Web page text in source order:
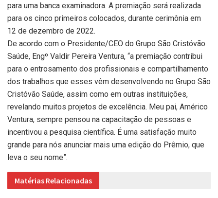
para uma banca examinadora. A premiação será realizada
para os cinco primeiros colocados, durante cerimônia em
12 de dezembro de 2022.
De acordo com o Presidente/CEO do Grupo São Cristóvão
Saúde, Engº Valdir Pereira Ventura, “a premiação contribui
para o entrosamento dos profissionais e compartilhamento
dos trabalhos que esses vêm desenvolvendo no Grupo São
Cristóvão Saúde, assim como em outras instituições,
revelando muitos projetos de excelência. Meu pai, Américo
Ventura, sempre pensou na capacitação de pessoas e
incentivou a pesquisa científica. É uma satisfação muito
grande para nós anunciar mais uma edição do Prêmio, que
leva o seu nome”.
Matérias Relacionadas